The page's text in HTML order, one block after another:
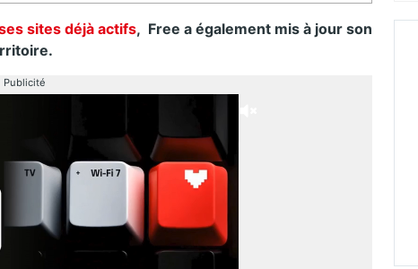
sites déjà actifs, Free a également mis à jour son
Publicité